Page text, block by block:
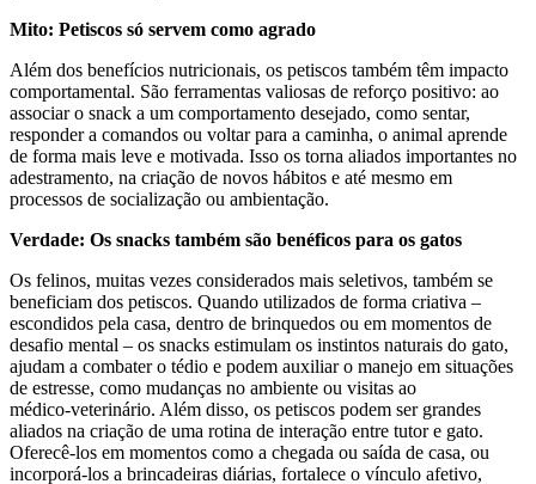
Mito: Petiscos só servem como agrado
Além dos benefícios nutricionais, os petiscos também têm impacto
comportamental. São ferramentas valiosas de reforço positivo: ao
associar o snack a um comportamento desejado, como sentar,
responder a comandos ou voltar para a caminha, o animal aprende
de forma mais leve e motivada. Isso os torna aliados importantes no
adestramento, na criação de novos hábitos e até mesmo em
processos de socialização ou ambientação.
Verdade: Os snacks também são benéficos para os gatos
Os felinos, muitas vezes considerados mais seletivos, também se
beneficiam dos petiscos. Quando utilizados de forma criativa –
escondidos pela casa, dentro de brinquedos ou em momentos de
desafio mental – os snacks estimulam os instintos naturais do gato,
ajudam a combater o tédio e podem auxiliar o manejo em situações
de estresse, como mudanças no ambiente ou visitas ao
médico-veterinário. Além disso, os petiscos podem ser grandes
aliados na criação de uma rotina de interação entre tutor e gato.
Oferecê-los em momentos como a chegada ou saída de casa, ou
incorporá-los a brincadeiras diárias, fortalece o vínculo afetivo,